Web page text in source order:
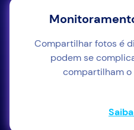
Compartilhar fotos é
podem se
compartilham o